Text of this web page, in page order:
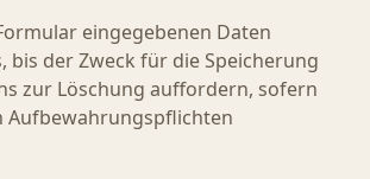
eingegebenen Daten
bis der Zweck für die Speicherung
zur Löschung auffordern, sofern
Aufbewahrungspflichten